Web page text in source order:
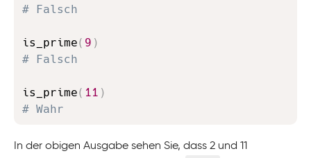
# Falsch
is_prime( 9 )
# Falsch
is_prime( 11 )
# Wahr
In der obigen Ausgabe sehen Sie, dass 2 und 11